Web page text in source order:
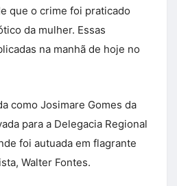
que o crime foi praticado
da mulher. Essas
na manhã de hoje no
como Josimare Gomes da
para a Delegacia Regional
foi autuada em flagrante
Walter Fontes.